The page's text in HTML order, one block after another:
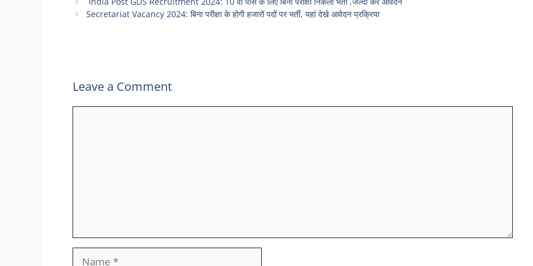
Secretariat Vacancy 2024: बिना परीक्षा के होगी हजारों पदों पर भर्ती, यहां देखे आवेदन प्रक्रिया
Leave a Comment